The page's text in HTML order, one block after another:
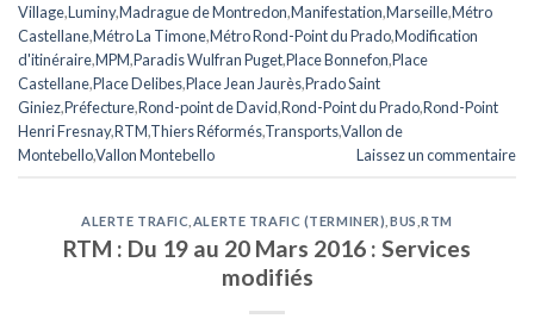
Village,Luminy,Madrague de Montredon,Manifestation,Marseille,Métro
Castellane,Métro La Timone,Métro Rond-Point du Prado,Modification
d'itinéraire,MPM,Paradis Wulfran Puget,Place Bonnefon,Place
Castellane,Place Delibes,Place Jean Jaurès,Prado Saint
Giniez,Préfecture,Rond-point de David,Rond-Point du Prado,Rond-Point
Henri Fresnay,RTM,Thiers Réformés,Transports,Vallon de
Montebello,Vallon Montebello Laissez un commentaire
ALERTE TRAFIC ALERTE TRAFIC (TERMINER) BUS ,RTM
RTM : Du 19 au 20 Mars 2016 : Services
modifiés